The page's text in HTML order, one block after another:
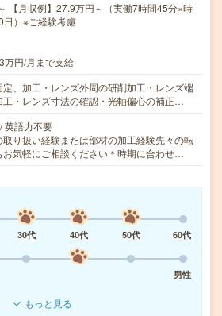
【月収例】27.9万円～（実働7時間45分×時
）※ご経験考慮
万円/月まで支給
定、加工・レンズ外周の研削加工・レンズ端
工・レンズ寸法の確認・光軸偏心の補正…
英語力不要
取り扱い経験または部材の加工経験先々の転
お気軽にご相談ください＊時期に合わせ…
30代 40代 50代
60代
男性
もっと見る